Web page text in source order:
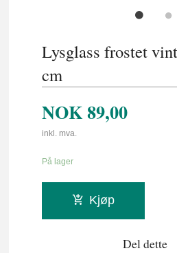
Lysglass frostet
cm
NOK89,00
inkl. mva.
På lager
Kjøp
Del dette